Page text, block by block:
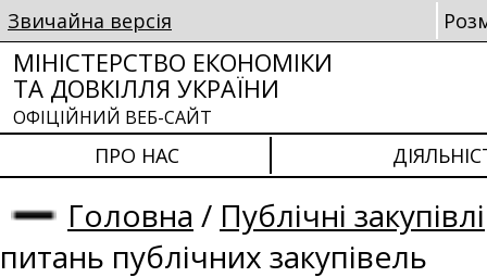
Звичайна версія
МІНІСТЕРСТВО ЕКОНОМІКИ
ТА ДОВКІЛЛЯ УКРАЇНИ
ОФІЦІЙНИЙ ВЕБ-САЙТ
ПРО НАС
Головна / Публічні закупівлі
питань публічних закупівель